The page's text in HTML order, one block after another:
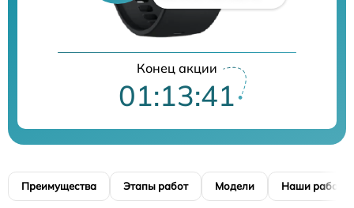
Конец акции
01:13:41
Преимущества Этапы работ Модели Наши работы